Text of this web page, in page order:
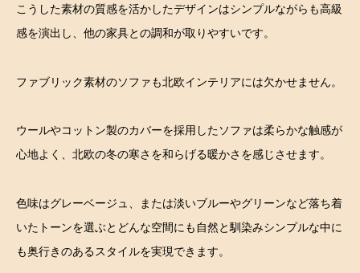
こうした素材の質感を活かしたデザインはシンプルながらも高級
感を演出し、他の家具との調和が取りやすいです。
ファブリック素材のソファも北欧インテリアには欠かせません。
ウールやコットン製のカバーを採用したソファは柔らかな触感が
心地よく、北欧の冬の寒さを和らげる暖かさを感じさせます。
色味はグレーベージュ、または淡いブルーやグリーンなど落ち着
いたトーンを選ぶとどんな空間にも自然と馴染みシンプルな中に
も奥行きのあるスタイルを実現できます。